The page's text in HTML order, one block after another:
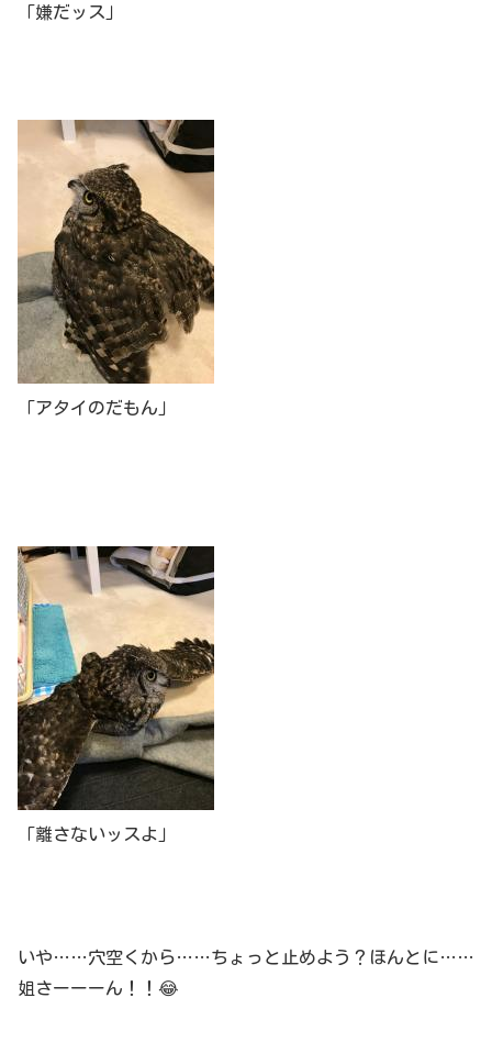
「嫌だッス」
「アタイのだもん」
「離さないッスよ」
いや……穴空くから……ちょっと止めよう？ほんとに……
姐さーーーん！！😂